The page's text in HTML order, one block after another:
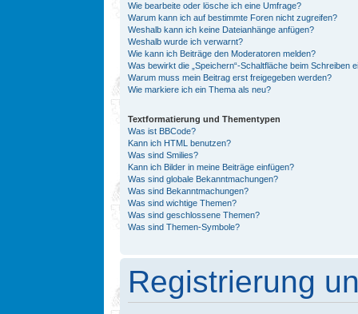
Wie bearbeite oder lösche ich eine Umfrage?
Warum kann ich auf bestimmte Foren nicht zugreifen?
Weshalb kann ich keine Dateianhänge anfügen?
Weshalb wurde ich verwarnt?
Wie kann ich Beiträge den Moderatoren melden?
Was bewirkt die „Speichern“-Schaltfläche beim Schreiben
Warum muss mein Beitrag erst freigegeben werden?
Wie markiere ich ein Thema als neu?
Textformatierung und Thementypen
Was ist BBCode?
Kann ich HTML benutzen?
Was sind Smilies?
Kann ich Bilder in meine Beiträge einfügen?
Was sind globale Bekanntmachungen?
Was sind Bekanntmachungen?
Was sind wichtige Themen?
Was sind geschlossene Themen?
Was sind Themen-Symbole?
Registrierung